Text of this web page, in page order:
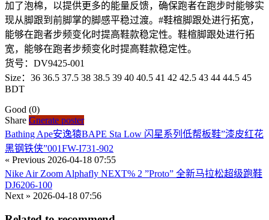
加了泡棉，以提供更多的能量反馈，确保跑者在跑步时能够实
现从脚跟到前脚掌的脚感平稳过渡。#鞋楦脚跟处进行拓宽，
能够在跑者步频变化时提高鞋款稳定性。鞋楦脚跟处进行拓
宽，能够在跑者步频变化时提高鞋款稳定性。
货号：DV9425-001
Size：36 36.5 37.5 38 38.5 39 40 40.5 41 42 42.5 43 44 44.5 45
BDT
Good (0)
Share Gnerate poster
Bathing Ape安逸猿BAPE Sta Low 闪星系列低帮板鞋”漆皮红花
黑钢铁侠”001FW-I731-902
« Previous 2026-04-18 07:55
Nike Air Zoom Alphafly NEXT% 2 ”Proto” 全新马拉松超级跑鞋
DJ6206-100
Next » 2026-04-18 07:56